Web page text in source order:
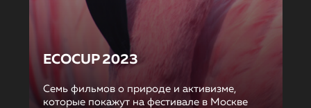
ECOCUP 2023
Семь фильмов о природе и активизме,
которые покажут на фестивале в Москве